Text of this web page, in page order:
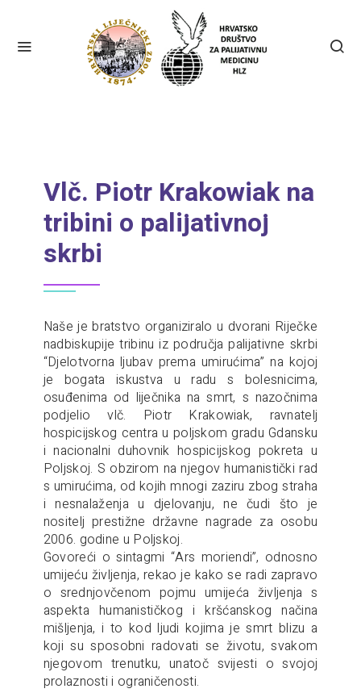
Vlč. Piotr Krakowiak na
tribini o palijativnoj
skrbi
Naše je bratstvo organiziralo u dvorani Riječke
nadbiskupije tribinu iz područja palijativne skrbi
“Djelotvorna ljubav prema umirućima” na kojoj
je bogata iskustva u radu s bolesnicima,
osuđenima od liječnika na smrt, s nazočnima
podjelio vlč. Piotr Krakowiak, ravnatelj
hospicijskog centra u poljskom gradu Gdansku
i nacionalni duhovnik hospicijskog pokreta u
Poljskoj. S obzirom na njegov humanistički rad
s umirućima, od kojih mnogi zaziru zbog straha
i nesnalaženja u djelovanju, ne čudi što je
nositelj prestižne državne nagrade za osobu
2006. godine u Poljskoj.
Govoreći o sintagmi “Ars moriendi”, odnosno
umijeću življenja, rekao je kako se radi zapravo
o srednjovčenom pojmu umijeća življenja s
aspekta humanističkog i kršćanskog načina
mišljenja, i to kod ljudi kojima je smrt blizu a
koji su sposobni radovati se životu, svakom
njegovom trenutku, unatoč svijesti o svojoj
prolaznosti i ograničenosti.